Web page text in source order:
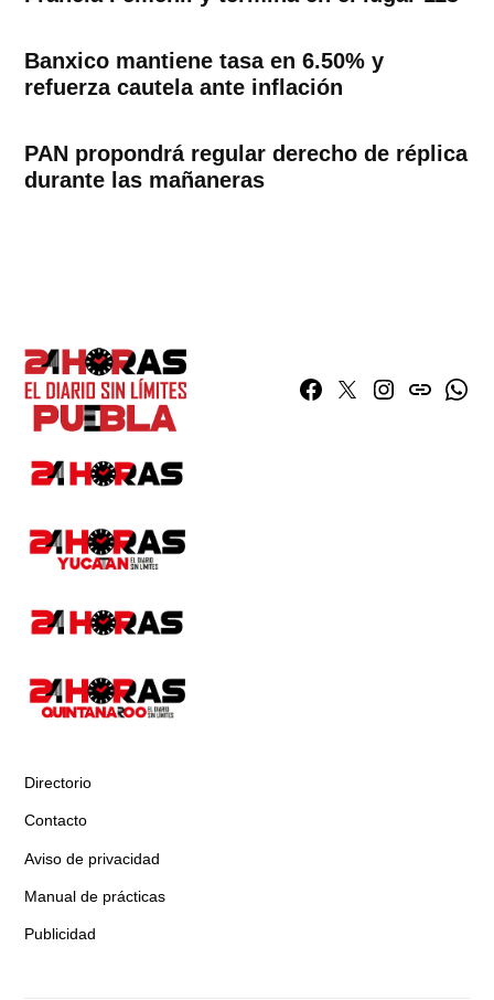
Banxico mantiene tasa en 6.50% y
refuerza cautela ante inflación
PAN propondrá regular derecho de réplica
durante las mañaneras
Facebook
TwitterInstagram
issuu
Directorio
Contacto
Aviso de privacidad
Manual de prácticas
Publicidad